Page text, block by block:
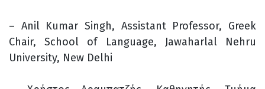
– Anil Kumar Singh, Assistant Professor, Greek
Chair, School of Language, Jawaharlal Nehru
University, New Delhi